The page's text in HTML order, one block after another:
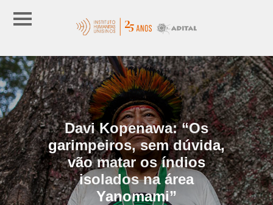
Davi Kopenawa: “Os
garimpeiros, sem dúvida,
vão matar os índios
isolados na área
Yanomami”